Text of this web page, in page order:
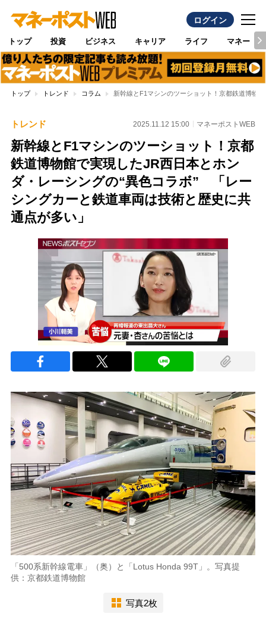
ログイン
トップ 投資 ビジネス キャリア ライフ マネー
トップ トレンド コラム 新幹線とF1マシンのツーショット！京都鉄道博物
トレンド 2025.11.12 15:00 マネーポストWEB
新幹線とF1マシンのツーショット！京都
鉄道博物館で実現したJR西日本とホン
ダ・レーシングの“異色コラボ” 「レー
シングカーと鉄道車両は技術と歴史に共
通点が多い」
「500系新幹線電車」（奥）と「Lotus Honda 99T」。写真提
供：京都鉄道博物館
写真2枚